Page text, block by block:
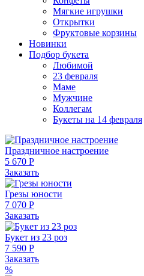
Мягкие игрушки
Открытки
Фруктовые корзины
Новинки
Подбор букета
Любимой
23 февраля
Маме
Мужчине
Коллегам
Букеты на 14 февраля
Праздничное настроение
5 670 Р
Заказать
Грезы юности
7 070 Р
Заказать
Букет из 23 роз
7 590 Р
Заказать
%